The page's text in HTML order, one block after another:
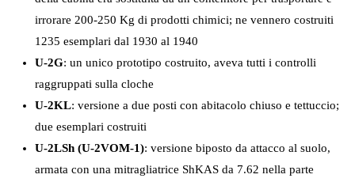
irrorare 200-250 Kg di prodotti chimici; ne vennero costruiti
1235 esemplari dal 1930 al 1940
U-2G: un unico prototipo costruito, aveva tutti i controlli
raggruppati sulla cloche
U-2KL: versione a due posti con abitacolo chiuso e tettuccio;
due esemplari costruiti
U-2LSh (U-2VOM-1): versione biposto da attacco al suolo,
armata con una mitragliatrice ShKAS da 7.62 nella parte